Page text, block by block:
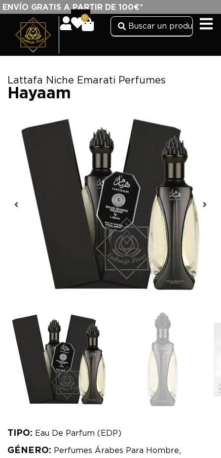
ENVÍO GRATIS A PARTIR DE 100€*
0
Lattafa Niche Emarati Perfumes
Hayaam
TIPO: Eau De Parfum (EDP)
GÉNERO: Perfumes Árabes Para Hombre,